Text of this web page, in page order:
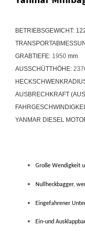
BETRIEBSGEWICHT:
GRABTIEFE: 1950 mm
AUSSCHÜTTHÖHE:
AUSBRECHKRAFT
YANMAR DIESEL
Große Wendigkeit
Nullheckbagger,
Eingefahrener
Ein-und